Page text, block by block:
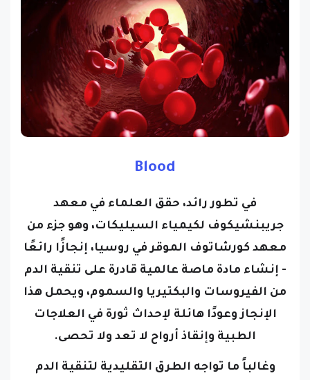
جريبنشيكوف لكيمياء السيليكات، وهو جزء من
معهد كورشاتوف الموقر في روسيا، إنجازًا رائعًا
- إنشاء مادة ماصة عالمية قادرة على تنقية الدم
من الفيروسات والبكتيريا والسموم، ويحمل هذا
الإنجاز وعودًا هائلة لإحداث ثورة في العلاجات
الطبية وإنقاذ أرواح لا تعد ولا تحصى.
وغالباً ما تواجه الطرق التقليدية لتنقية الدم
قيودًا بسبب وجود الشوائب والمخاطر المحتملة